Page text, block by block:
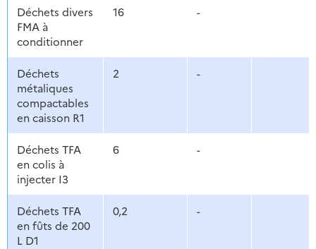
Déchets divers
FMA à
conditionner
16 -
Déchets
métaliques
compactables
en caisson R1
2 -
Déchets TFA
en colis à
injecter I3
6 -
Déchets TFA
en fûts de 200
L D1
0,2 -